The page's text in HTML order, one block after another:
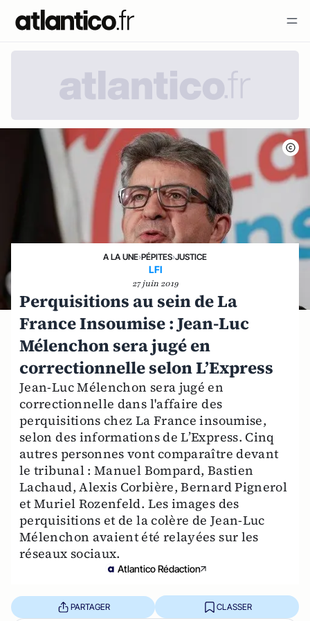
A LA UNE›PÉPITES›JUSTICE
LFI
27 juin 2019
Perquisitions au sein de La
France Insoumise : Jean-Luc
Mélenchon sera jugé en
correctionnelle selon L’Express
Jean-Luc Mélenchon sera jugé en
correctionnelle dans l'affaire des
perquisitions chez La France insoumise,
selon des informations de L’Express. Cinq
autres personnes vont comparaître devant
le tribunal : Manuel Bompard, Bastien
Lachaud, Alexis Corbière, Bernard Pignerol
et Muriel Rozenfeld. Les images des
perquisitions et de la colère de Jean-Luc
Mélenchon avaient été relayées sur les
réseaux sociaux.
Atlantico Rédaction
PARTAGER CLASSER